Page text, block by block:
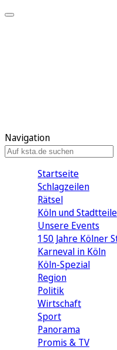
Navigation
Startseite
Schlagzeilen
Rätsel
Köln und Stadtteile
Unsere Events
150 Jahre Kölner
Karneval in Köln
Köln-Spezial
Region
Politik
Wirtschaft
Sport
Panorama
Promis & TV